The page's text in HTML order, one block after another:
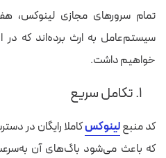
تمام سرورهای مجازی لینوکس،
سیستم‌عامل به ارث برده‌اند که در
خواهیم داشت.
۱. تکامل سریع
کد منبعلینوکسکاملا رایگان در
که باعث می‌شود باگ‌های آن